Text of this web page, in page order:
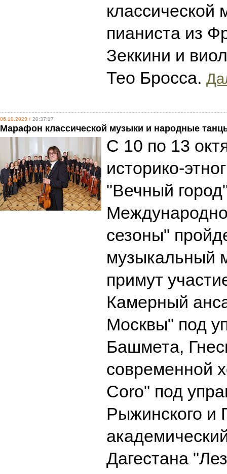
классической
пианиста из
Зеккини и
Тео Бросса.
06.10.2023 / 20:37:17
Марафон классической музыки и народные
С 10 по 13
историко-
"Вечный
сезоны"
музыкальный
примут
Камерный
Москвы" под
Башмета,
современной
Coro" под
Рыжинского и
Дагестана